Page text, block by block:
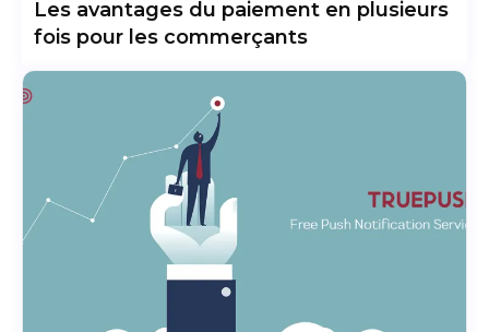
Les avantages du paiement en plusieurs
fois pour les commerçants